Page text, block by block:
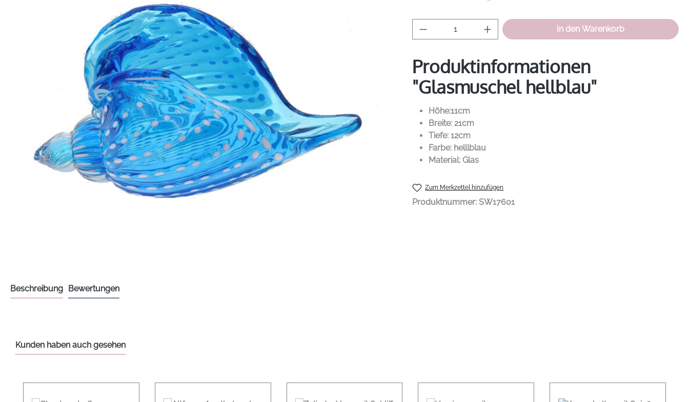
Produkt Anzahl: Gib den gewünschten Wert
In den Warenkorb
Produktinformationen
"Glasmuschel hellblau"
Höhe:11cm
Breite: 21cm
Tiefe: 12cm
Farbe: helllblau
Material: Glas
Zum Merkzettel hinzufügen
Produktnummer: SW17601
Beschreibung Bewertungen
Kunden haben auch gesehen